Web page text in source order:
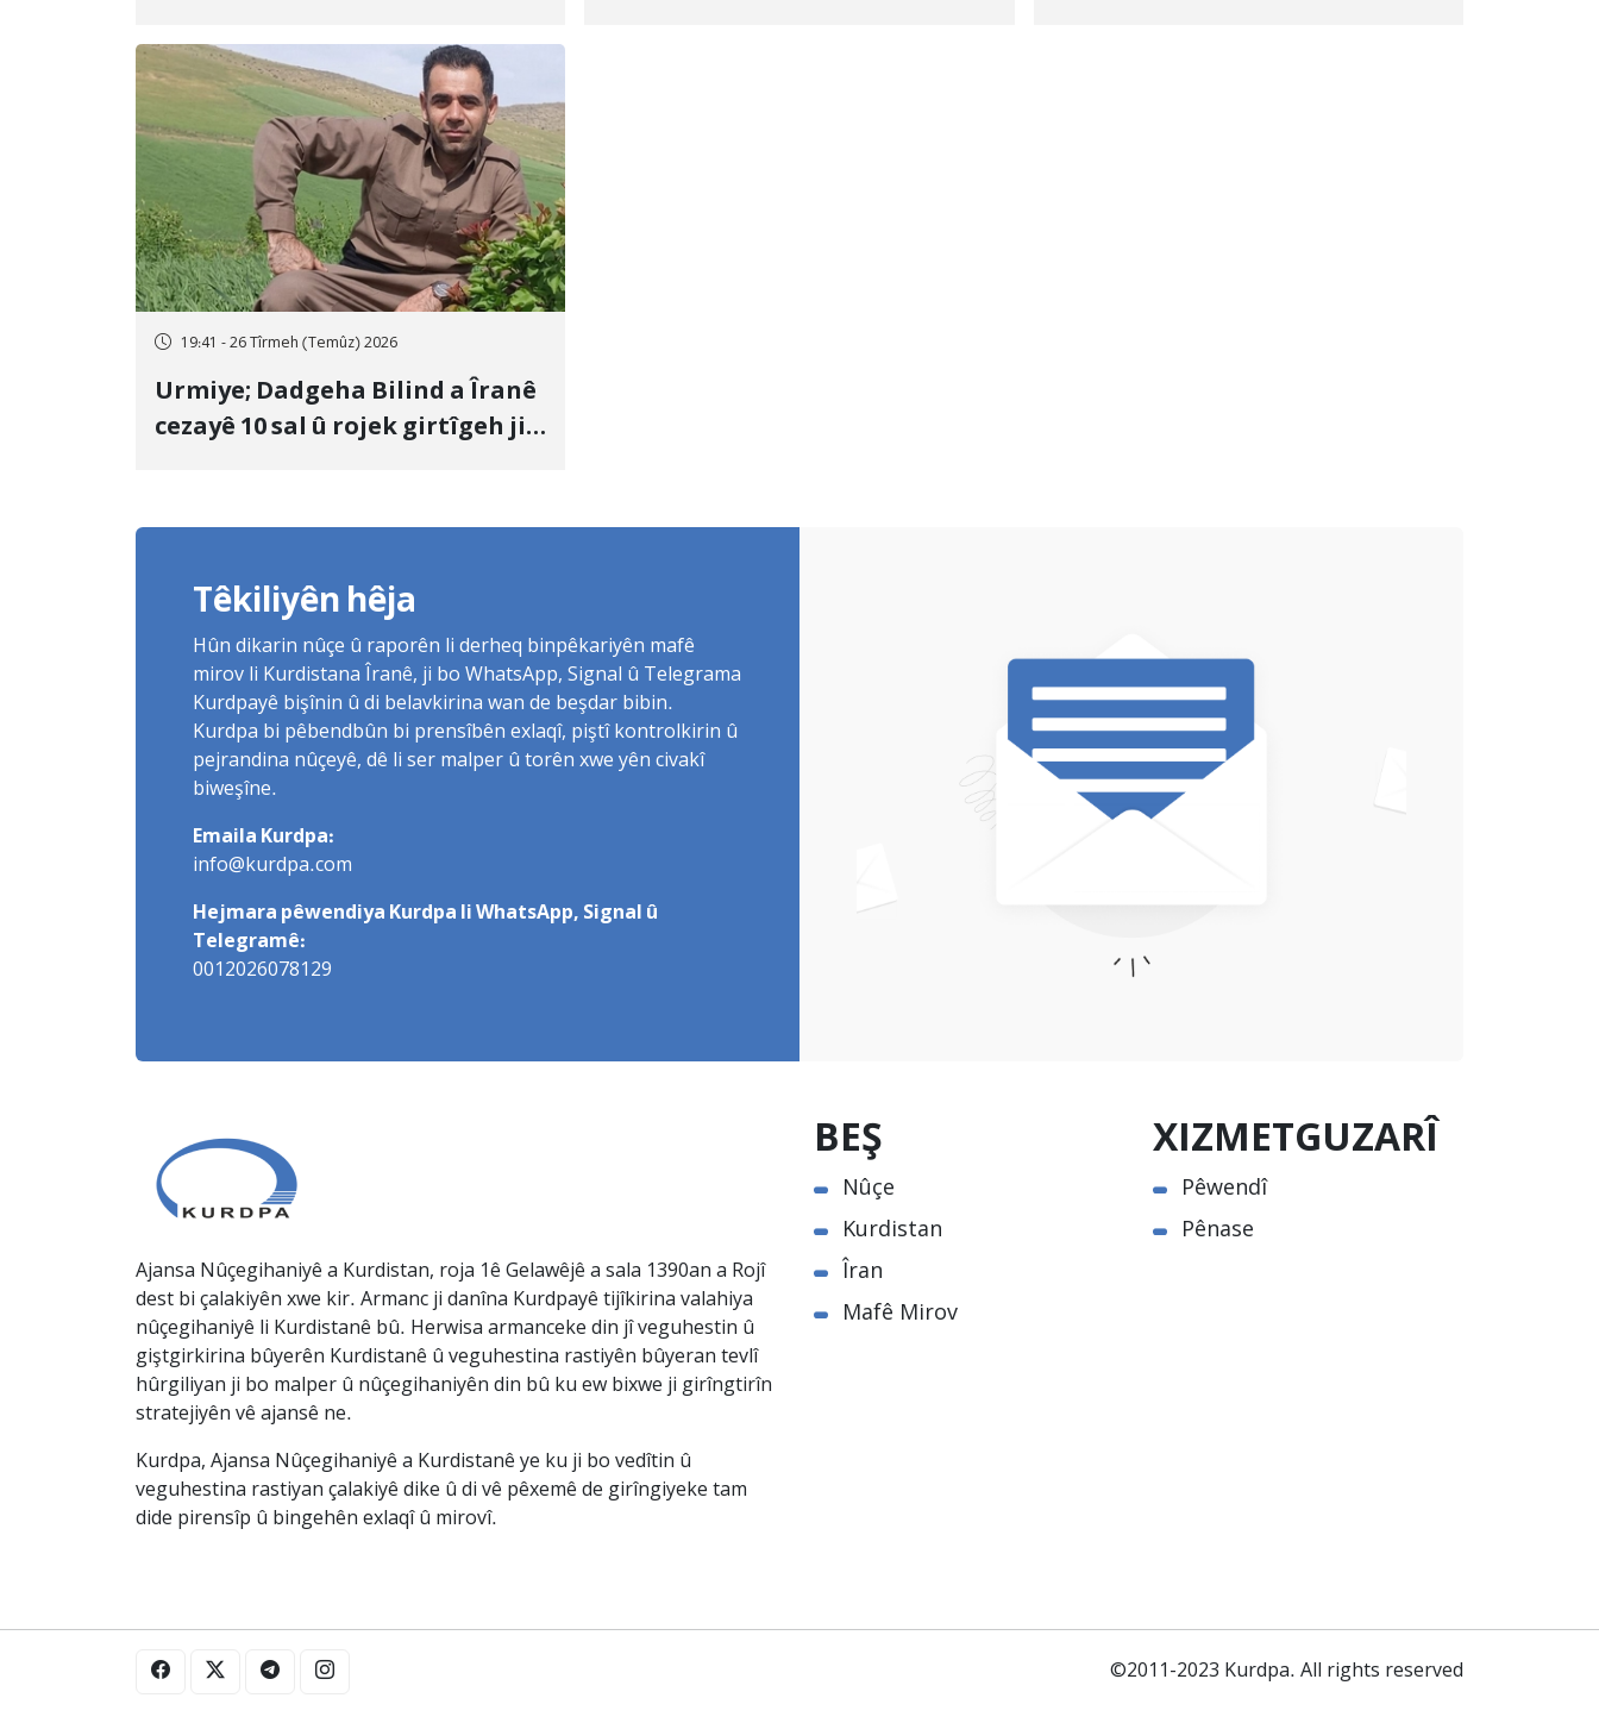
cezakirin
19:41 - 26 Tîrmeh (Temûz) 2026
Urmiye; Dadgeha Bilind a Îranê
cezayê 10 sal û rojek girtîgeh ji
Têkiliyên hêja
Hûn dikarin nûçe û raporên li derheq binpêkariyên mafê
mirov li Kurdistana Îranê, ji bo WhatsApp, Signal û Telegrama
Kurdpayê bişînin û di belavkirina wan de beşdar bibin.
Kurdpa bi pêbendbûn bi prensîbên exlaqî, piştî kontrolkirin û
pejrandina nûçeyê, dê li ser malper û torên xwe yên civakî
biweşîne.
Emaila Kurdpa:
info@kurdpa.com
Hejmara pêwendiya Kurdpa li WhatsApp, Signal û
Telegramê:
0012026078129
Ajansa Nûçegihaniyê a Kurdistan, roja 1ê Gelawêjê a sala 1390an a Rojî
dest bi çalakiyên xwe kir. Armanc ji danîna Kurdpayê tijîkirina valahiya
nûçegihaniyê li Kurdistanê bû. Herwisa armanceke din jî veguhestin û
giştgirkirina bûyerên Kurdistanê û veguhestina rastiyên bûyeran tevlî
hûrgiliyan ji bo malper û nûçegihaniyên din bû ku ew bixwe ji girîngtirîn
stratejiyên vê ajansê ne.
Kurdpa, Ajansa Nûçegihaniyê a Kurdistanê ye ku ji bo vedîtin û
veguhestina rastiyan çalakiyê dike û di vê pêxemê de girîngiyeke tam
dide pirensîp û bingehên exlaqî û mirovî.
BEŞ
Nûçe
Kurdistan
Îran
Mafê Mirov
XIZMETGUZARÎ
Pêwendî
Pênase
©2011-2023 Kurdpa. All rights reserved